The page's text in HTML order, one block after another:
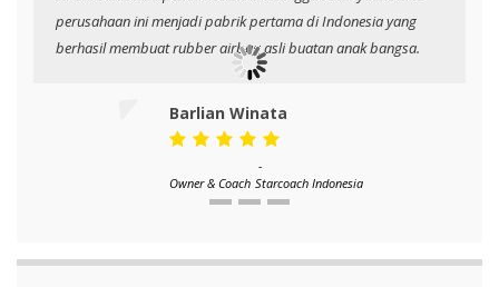
perusahaan ini menjadi pabrik pertama di Indonesia yang
berhasil membuat rubber airbag asli buatan anak bangsa.
Barlian Winata
Owner & Coach
-
Starcoach Indonesia